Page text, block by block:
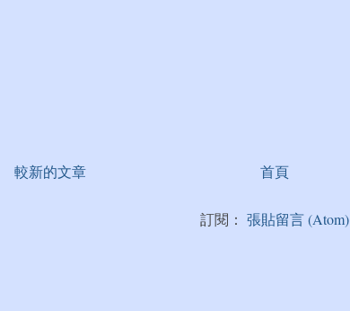
較新的文章 首頁
訂閱： 張貼留言 (Atom)